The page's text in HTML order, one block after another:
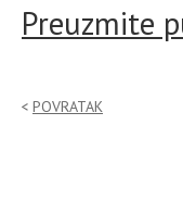
Preuzmite
POVRATAK